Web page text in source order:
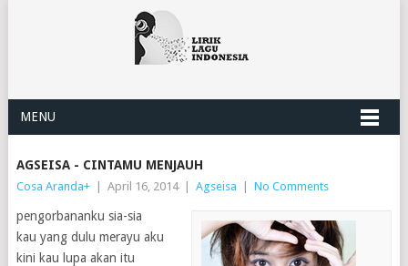
MENU
AGSEISA - CINTAMU MENJAUH
Cosa Aranda+ April 16, 2014 Agseisa No Comments
pengorbananku sia-sia
kau yang dulu merayu aku
kini kau lupa akan itu